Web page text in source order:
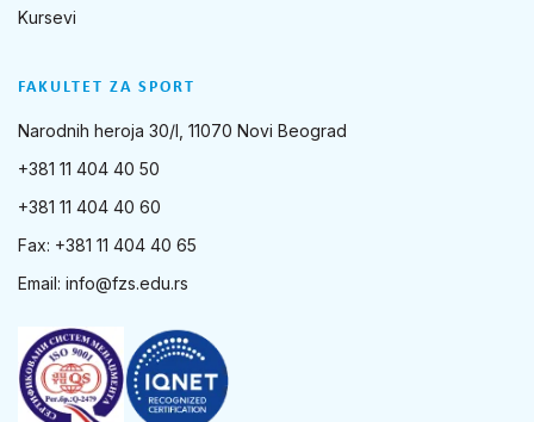
FAKULTET ZA SPORT
Narodnih heroja 30/I, 11070 Novi Beograd
+381 11 404 40 50
+381 11 404 40 60
Fax: +381 11 404 40 65
Email: info@fzs.edu.rs
Kursevi